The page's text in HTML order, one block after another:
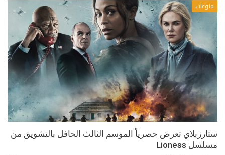
منوعات
ستارزبلاي تعرض حصرياً الموسم الثالث الحافل بالتشويق من
مسلسل Lioness